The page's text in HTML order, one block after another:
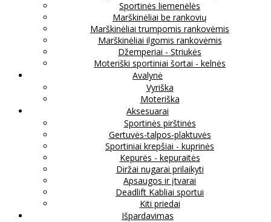
Sportinės liemenėlės
Marškinėliai be rankovių
Marškinėliai trumpomis rankovėmis
Marškinėliai ilgomis rankovėmis
Džemperiai - Striukės
Moteriški sportiniai šortai - kelnės
Avalynė
Vyriška
Moteriška
Aksesuarai
Sportinės pirštinės
Gertuvės-talpos-plaktuvės
Sportiniai krepšiai - kuprinės
Kepurės - kepuraitės
Diržai nugarai prilaikyti
Apsaugos ir įtvarai
Deadlift Kabliai sportui
Kiti priedai
Išpardavimas